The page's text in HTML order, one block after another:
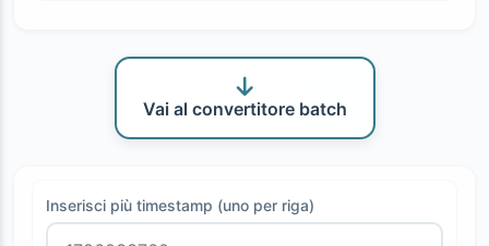
Vai al convertitore batch
Inserisci più timestamp (uno per riga)